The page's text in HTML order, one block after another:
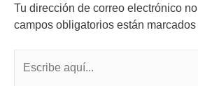
Tu dirección de correo electrónico
campos obligatorios están marcados